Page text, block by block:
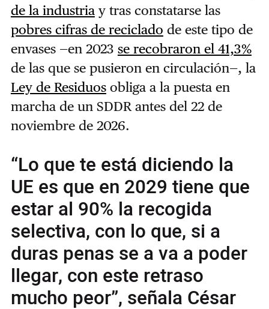
de la industriay tras constatarse las
pobres cifras de reciclado de este tipo de
envases —en 2023 se recobraron el 41,3%
de las que se pusieron en circulación—, la
Ley de Residuosobliga a la puesta en
marcha de un SDDR antes del 22 de
noviembre de 2026.
“Lo que te está diciendo la
UE es que en 2029 tiene que
estar al 90% la recogida
selectiva, con lo que, si a
duras penas se a va a poder
llegar, con este retraso
mucho peor”, señala César